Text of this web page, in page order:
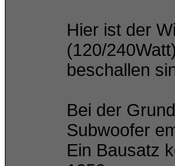
Hier ist der
(120/
beschallen
Bei der
Subwoofer
Ein Bausatz